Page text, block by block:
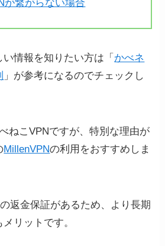
が繋がらない場合
情報を知りたい方は「 かべネ
」が参考になるのでチェックし
ねこVPNですが、特別な理由が
MillenVPNの利用をおすすめしま
返金保証があるため、より長期
リットです。